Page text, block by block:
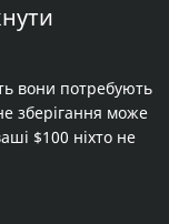
вони потребують
зберігання може
$100 ніхто не